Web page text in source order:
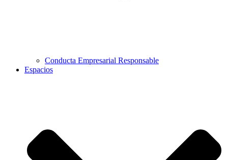
Conducta Empresarial Responsable
Espacios